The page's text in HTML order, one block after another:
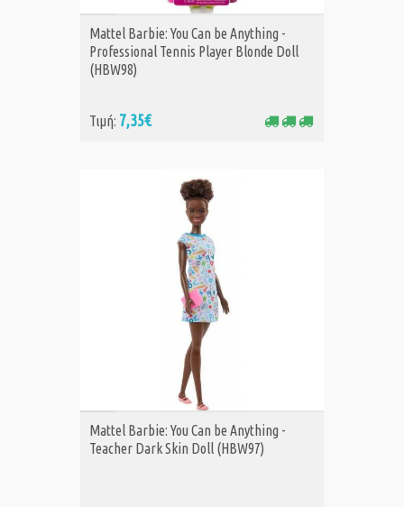
ΑΓΟΡΑ
Mattel Barbie: You Can be Anything -
Professional Tennis Player Blonde Doll
(HBW98)
Τιμή: 7,35€
ΑΓΟΡΑ
Mattel Barbie: You Can be Anything -
Teacher Dark Skin Doll (HBW97)